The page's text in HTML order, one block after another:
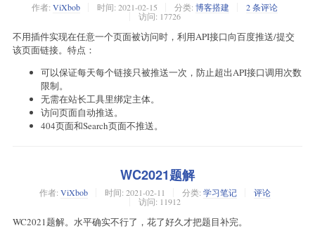
作者: ViXbob 时间: 2021-02-15 分类: 博客搭建
2 条评论
访问: 17726
不用插件实现在任意一个页面被访问时，利用API接口向百度推送/提交
该页面链接。特点：
可以保证每天每个链接只被推送一次，防止超出API接口调用次数
限制。
无需在站长工具里绑定主体。
访问页面自动推送。
404页面和Search页面不推送。
WC2021题解
作者: ViXbob 时间: 2021-02-11 分类: 学习笔记
评论
访问: 11912
WC2021题解。水平确实不行了，花了好久才把题目补完。